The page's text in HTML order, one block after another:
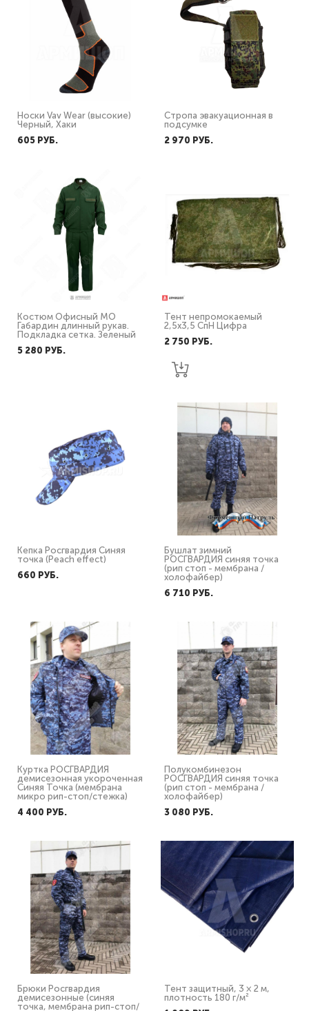
Носки Vav Wear (высокие)
Черный, Хаки
605 PУБ.
Стропа эвакуационная в
подсумке
2 970 PУБ.
Костюм Офисный МО
Габардин длинный рукав.
Подкладка сетка. Зеленый
5 280 PУБ.
Тент непромокаемый
2,5х3,5 СпН Цифра
2 750 PУБ.
Кепка Росгвардия Синяя
точка (Peach effect)
660 PУБ.
Бушлат зимний
РОСГВАРДИЯ синяя точка
(рип стоп - мембрана /
холофайбер)
6 710 PУБ.
Куртка РОСГВАРДИЯ
демисезонная укороченная
Синяя Точка (мембрана
микро рип-стоп/стежка)
4 400 PУБ.
Полукомбинезон
РОСГВАРДИЯ синяя точка
(рип стоп - мембрана /
холофайбер)
3 080 PУБ.
Брюки Росгвардия
демисезонные (синяя
точка, мембрана рип-стоп/
Тент защитный, 3 × 2 м,
плотность 180 г/м²